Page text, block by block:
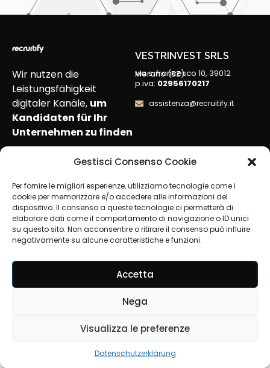
Gestisci Consenso Cookie
Per fornire le migliori esperienze, utilizziamo tecnologie come i
cookie per memorizzare e/o accedere alle informazioni del
dispositivo. Il consenso a queste tecnologie ci permetterà di
elaborare dati come il comportamento di navigazione o ID unici
su questo sito. Non acconsentire o ritirare il consenso può influire
negativamente su alcune caratteristiche e funzioni.
Accetta
Nega
Visualizza le preferenze
Datenschutzerklärung
Wir nutzen die
Leistungsfähigkeit
digitaler Kanäle, um
Kandidaten für Ihr
Unternehmen zu finden
VESTRINVEST SRLS
via s. francesco 10, 39012 Merano (BZ)
p.iva: 02956170217
assistenza@recruitify.it
Privacy Policy Cookie Policy